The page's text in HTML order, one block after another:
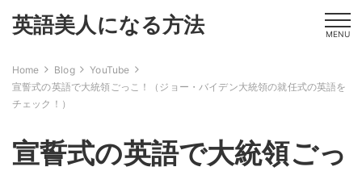
英語美人になる方法 MENU
Home Blog
YouTube
宣誓式の英語で大統領ごっこ！（ジョー・バイデン大統領の就任式の英語を
チェック！）
宣誓式の英語で大統領ごっ